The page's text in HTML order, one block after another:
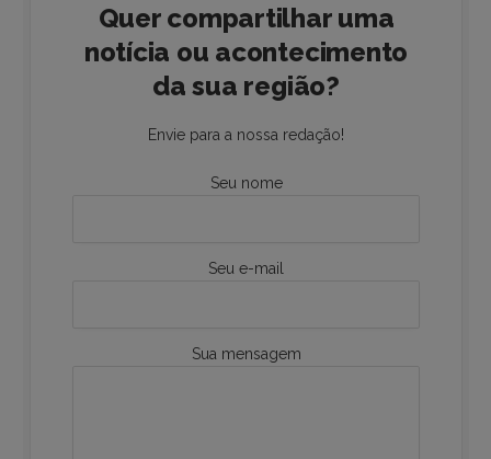
Quer compartilhar uma
notícia ou acontecimento
da sua região?
Envie para a nossa redação!
Seu nome
Seu e-mail
Sua mensagem